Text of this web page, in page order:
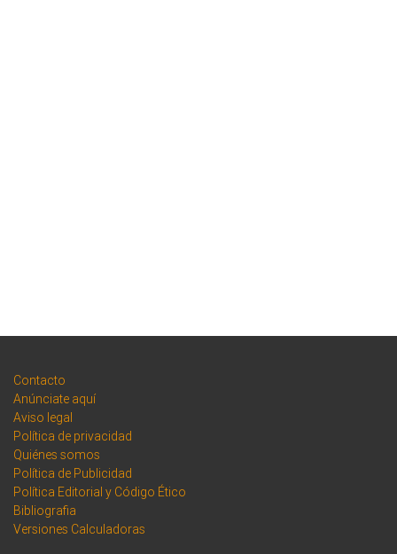
Contacto
Anúnciate aquí
Aviso legal
Política de privacidad
Quiénes somos
Política de Publicidad
Política Editorial y Código Ético
Bibliografia
Versiones Calculadoras